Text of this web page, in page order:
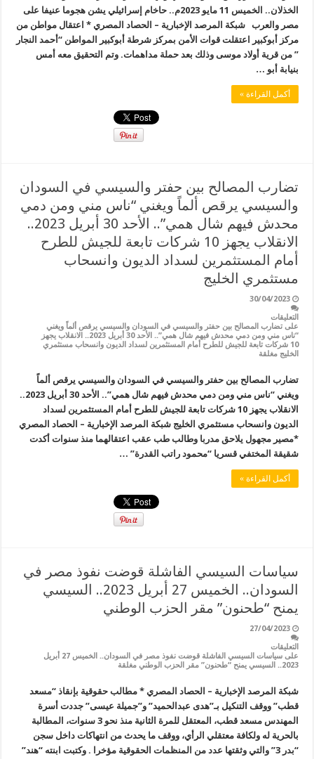
الخذلان.. الخميس 11 مايو 2023م.. حاخام إسرائيلي يشن هجوما عنيفا على
مصر والعرب شبكة المرصد الإخبارية – الحصاد المصري * اعتقال مواطن من
مركز أبوكبير اعتقلت قوات الأمن بمركز شرطة أبوكبير المواطن “أحمد النجار
” من قرية أولاد موسى وذلك بعد حملة مداهمات. وتم التحقيق معه أمس
بنيابة أبو …
أكمل القراءة »
تضارب المصالح بين حفتر والسيسي في السودان
والسيسي يرقص ألماً ويغني “ناس مني ومن دمي
محدش فيهم شال همي”.. الأحد 30 أبريل 2023..
الانقلاب يجهز 10 شركات تابعة للجيش للطرح
أمام المستثمرين لسداد الديون وانسحاب
مستثمري الخليج
30/04/2023
التعليقات
على تضارب المصالح بين حفتر والسيسي في السودان والسيسي يرقص ألماً ويغني
“ناس مني ومن دمي محدش فيهم شال همي”.. الأحد 30 أبريل 2023.. الانقلاب يجهز
10 شركات تابعة للجيش للطرح أمام المستثمرين لسداد الديون وانسحاب مستثمري
الخليج مغلقة
تضارب المصالح بين حفتر والسيسي في السودان والسيسي يرقص ألماً
ويغني “ناس مني ومن دمي محدش فيهم شال همي”.. الأحد 30 أبريل 2023..
الانقلاب يجهز 10 شركات تابعة للجيش للطرح أمام المستثمرين لسداد
الديون وانسحاب مستثمري الخليج شبكة المرصد الإخبارية – الحصاد المصري
*مصير مجهول يلاحق مدربا وطالب طب عقب اعتقالهما منذ سنوات أكدت
شقيقة المختفي قسريا “محمود راتب القدرة” …
أكمل القراءة »
سياسات السيسي الفاشلة قوضت نفوذ مصر في
السودان.. الخميس 27 أبريل 2023.. السيسي
يمنح “طحنون” مقر الحزب الوطني
27/04/2023
التعليقات
على سياسات السيسي الفاشلة قوضت نفوذ مصر في السودان.. الخميس 27 أبريل
2023.. السيسي يمنح “طحنون” مقر الحزب الوطني مغلقة
شبكة المرصد الإخبارية – الحصاد المصري * مطالب حقوقية بإنقاذ “مسعد
قطب” ووقف التنكيل بـ”هدى عبدالحميد” و”جميلة عيسى” جددت أسرة
المهندس مسعد قطب، المعتقل للمرة الثانية منذ نحو 3 سنوات، المطالبة
بالحرية له ولكافة معتقلي الرأي، ووقف ما يحدث من انتهاكات داخل سجن
“بدر 3” والتي وثقتها عدد من المنظمات الحقوقية مؤخرا . وكتبت ابنته “هند”